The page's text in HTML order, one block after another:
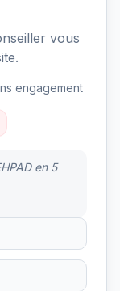
vous
engagement
en 5